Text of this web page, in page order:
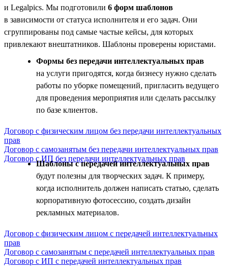
и Legalpics. Мы подготовили 6 форм шаблонов
в зависимости от статуса исполнителя и его задач. Они
сгруппированы под самые частые кейсы, для которых
привлекают внештатников. Шаблоны проверены юристами.
Формы без передачи интеллектуальных прав
на услуги пригодятся, когда бизнесу нужно сделать
работы по уборке помещений, пригласить ведущего
для проведения мероприятия или сделать рассылку
по базе клиентов.
Договор с физическим лицом без передачи интеллектуальных
прав
Договор с самозанятым без передачи интеллектуальных прав
Договор с ИП без передачи интеллектуальных прав
Шаблоны с передачей интеллектуальных прав
будут полезны для творческих задач. К примеру,
когда исполнитель должен написать статью, сделать
корпоративную фотосессию, создать дизайн
рекламных материалов.
Договор с физическим лицом с передачей интеллектуальных
прав
Договор с самозанятым с передачей интеллектуальных прав
Договор с ИП с передачей интеллектуальных прав